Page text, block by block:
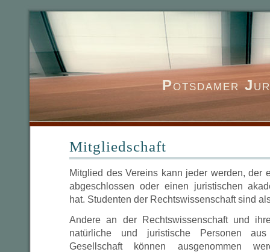
Potsdamer J
Mitgliedschaft
Mitglied des Vereins kann jeder werden, der
abgeschlossen oder einen juristischen
hat. Studenten der Rechtswissenschaft sind
Andere an der Rechtswissenschaft und
natürliche und juristische Personen
Gesellschaft können ausgenommen